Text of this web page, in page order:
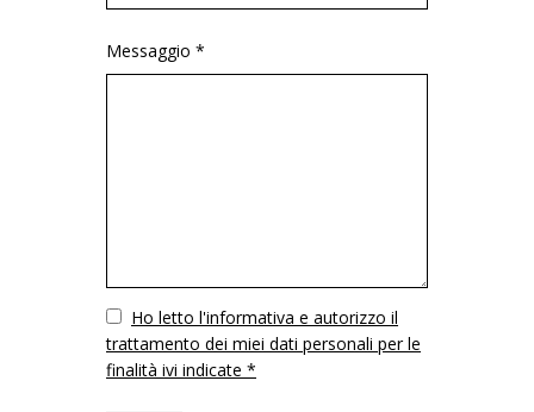
Messaggio *
VuotoHo letto l'informativa e autorizzo il
trattamento dei miei dati personali per le
finalità ivi indicate *